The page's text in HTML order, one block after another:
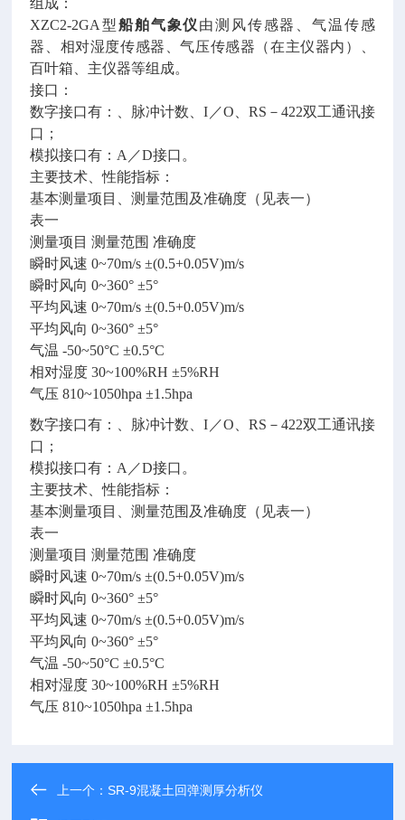
组成：
XZC2-2GA型船舶气象仪 由测风传感器、气温传感
器、相对湿度传感器、气压传感器（在主仪器内）、
百叶箱、主仪器等组成。
接口：
数字接口有：、脉冲计数、I／O、RS－422双工通讯接
口；
模拟接口有：A／D接口。
主要技术、性能指标：
基本测量项目、测量范围及准确度（见表一）
表一
测量项目 测量范围 准确度
瞬时风速 0~70m/s ±(0.5+0.05V)m/s
瞬时风向 0~360° ±5°
平均风速 0~70m/s ±(0.5+0.05V)m/s
平均风向 0~360° ±5°
气温 -50~50°C ±0.5°C
相对湿度 30~100%RH ±5%RH
气压 810~1050hpa ±1.5hpa
数字接口有：、脉冲计数、I／O、RS－422双工通讯接
口；
模拟接口有：A／D接口。
主要技术、性能指标：
基本测量项目、测量范围及准确度（见表一）
表一
测量项目 测量范围 准确度
瞬时风速 0~70m/s ±(0.5+0.05V)m/s
瞬时风向 0~360° ±5°
平均风速 0~70m/s ±(0.5+0.05V)m/s
平均风向 0~360° ±5°
气温 -50~50°C ±0.5°C
相对湿度 30~100%RH ±5%RH
气压 810~1050hpa ±1.5hpa
上一个：SR-9混凝土回弹测厚分析仪